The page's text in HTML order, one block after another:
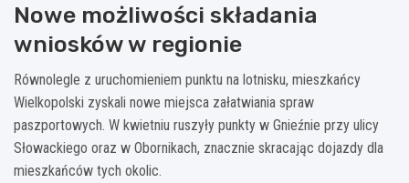
Nowe możliwości składania
wniosków w regionie
Równolegle z uruchomieniem punktu na lotnisku, mieszkańcy
Wielkopolski zyskali nowe miejsca załatwiania spraw
paszportowych. W kwietniu ruszyły punkty w Gnieźnie przy ulicy
Słowackiego oraz w Obornikach, znacznie skracając dojazdy dla
mieszkańców tych okolic.